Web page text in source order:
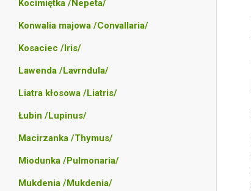
Kocimiętka /Nepeta/
Konwalia majowa /Convallaria/
Kosaciec /Iris/
Lawenda /Lavrndula/
Liatra kłosowa /Liatris/
Łubin /Lupinus/
Macirzanka /Thymus/
Miodunka /Pulmonaria/
Mukdenia /Mukdenia/